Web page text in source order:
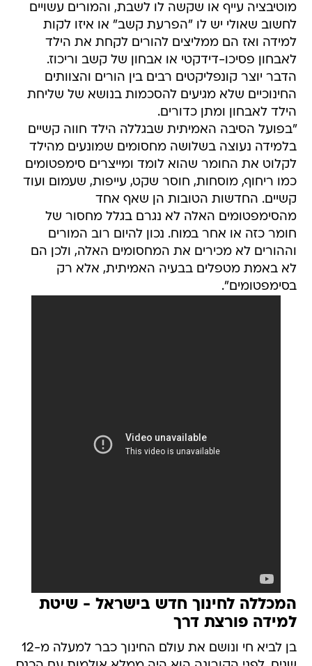
מוטיבציה עייף או שקשה לו לשבת, והמורים עשויים
לחשוב שאולי יש לו "הפרעת קשב" או איזו לקות
למידה ואז הם ממליצים להורים לקחת את הילד
לאבחון פסיכו-דידקטי או אבחון של קשב וריכוז.
הדבר יוצר קונפליקטים רבים בין הורים והצוותים
החינוכיים שלא מגיעים להסכמות בנושא של שליחת
הילד לאבחון ומתן כדורים.
"בפועל הסיבה האמיתית שבגללה הילד חווה קשיים
בלמידה נעוצה בשלושה מחסומים שמונעים מהילד
לקלוט את החומר שהוא לומד ומייצרים סימפטומים
כמו ריחוף, מוסחות, חוסר שקט, עייפות, שעמום ועוד
קשיים. החדשות הטובות הן שאף אחד
מהסימפטומים האלה לא נגרם בגלל מחסור של
חומר כזה או אחר במוח. נכון להיום רוב המורים
וההורים לא מכירים את המחסומים האלה, ולכן הם
לא באמת מטפלים בבעיה האמיתית, אלא רק
בסימפטומים".
המכללה לחינוך חדש בישראל - שיטת
למידה פורצת דרך
בן לביא חי ונושם את עולם החינוך כבר למעלה מ-12